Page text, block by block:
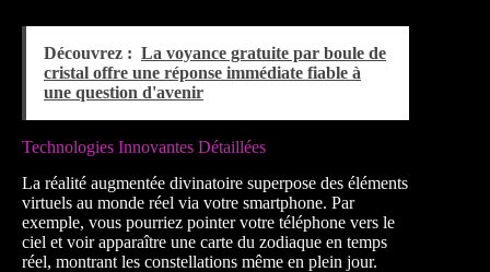
Découvrez : La voyance gratuite par boule de
cristal offre une réponse immédiate fiable à
une question d'avenir
Technologies Innovantes Détaillées
La réalité augmentée divinatoire superpose des éléments
virtuels au monde réel via votre smartphone. Par
exemple, vous pourriez pointer votre téléphone vers le
ciel et voir apparaître une carte du zodiaque en temps
réel, montrant les constellations même en plein jour.